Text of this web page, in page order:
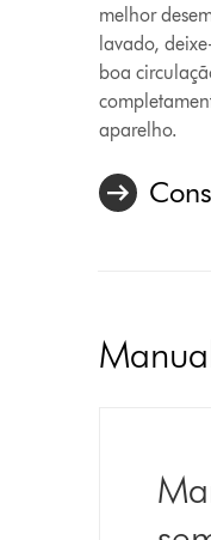
melhor
lavado,
boa
aparelho.